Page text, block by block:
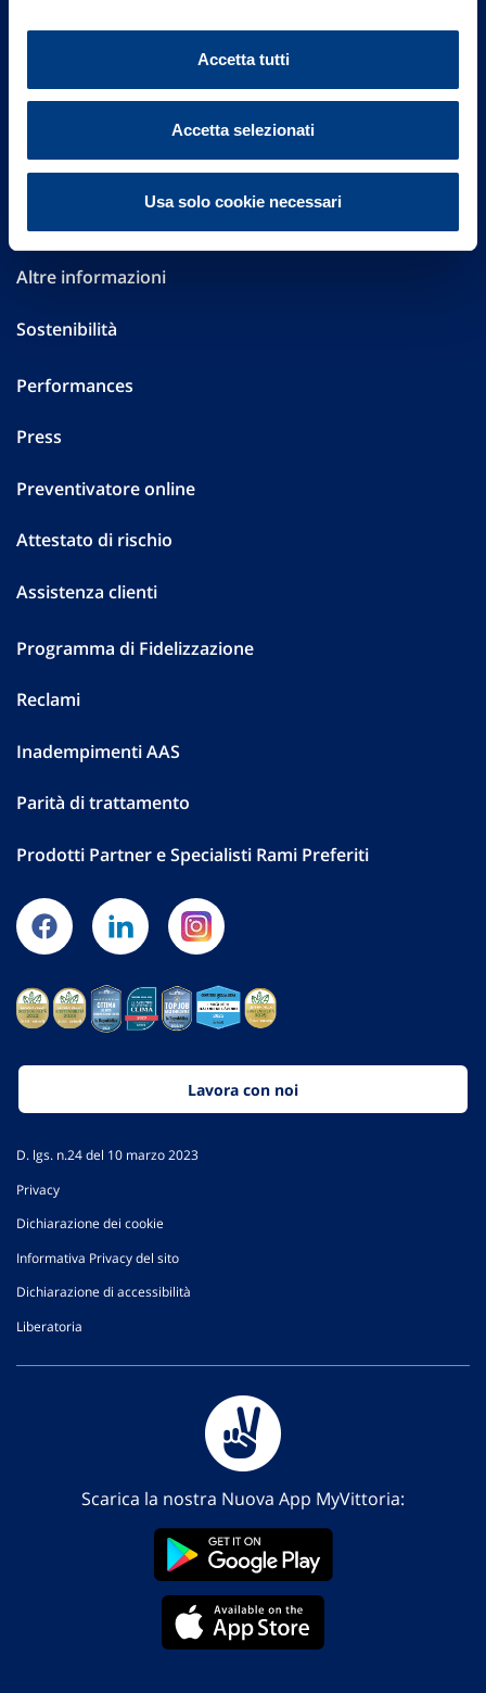
Accetta tutti
Accetta selezionati
Usa solo cookie necessari
Governance
Investor Relations
Altre informazioni
Sostenibilità
Performances
Press
Preventivatore online
Attestato di rischio
Assistenza clienti
Programma di Fidelizzazione
Reclami
Inadempimenti AAS
Parità di trattamento
Prodotti Partner e Specialisti Rami Preferiti
Lavora con noi
D. lgs. n.24 del 10 marzo 2023
Privacy
Dichiarazione dei cookie
Informativa Privacy del sito
Dichiarazione di accessibilità
Liberatoria
Scarica la nostra Nuova App MyVittoria: